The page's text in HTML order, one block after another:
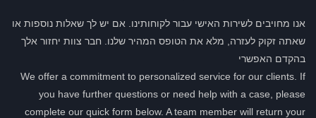
אנו מחויבים לשירות האישי עבור לקוחותינו. אם יש לך שאלות נוספות או
שאתה זקוק לעזרה, מלא את הטופס המהיר שלנו. חבר צוות יחזור אלך
בהקדם האפשרי
We offer a commitment to personalized service for our clients. If
you have further questions or need help with a case, please
complete our quick form below. A team member will return your